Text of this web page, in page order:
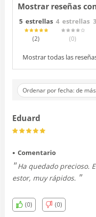
Mostrar reseñas
5 estrellas
(2)
4 estrellas
(0)
Mostrar todas las
Ordenar por fecha: de
Eduard
Comentario
Ha quedado precioso. Encantado con el acabado del
estor, muy rápidos.
(0) (0)